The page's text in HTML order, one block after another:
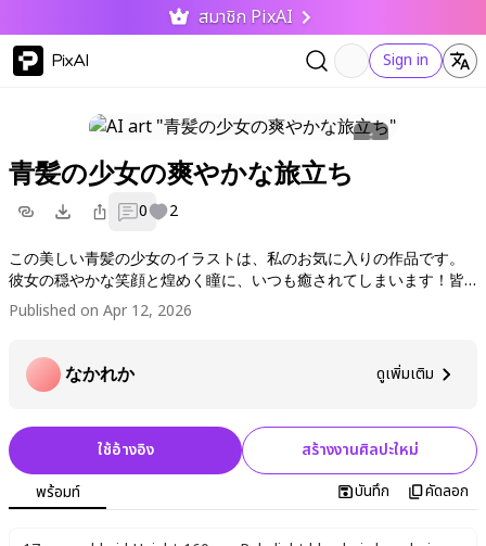
สมาชิก PixAI
PixAI Sign in
青髪の少女の爽やかな旅立ち
0 2
この美しい青髪の少女のイラストは、私のお気に入りの作品です。
彼女の穏やかな笑顔と煌めく瞳に、いつも癒されてしまいます！皆
さんもぜひ気に入ったらいいねやフォローをお願いします。次の作
品も楽しみにしていてくださいね！コメントもお待ちしています～
Published on Apr 12, 2026
なかれか ดูเพิ่มเติม
ใช้อ้างอิง
สร้างงานศิลปะใหม่
พร้อมท์
บันทึก คัดลอก